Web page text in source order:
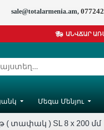
sale@totalarmenia.am,
ԱՆՎՃԱՐ
Մեգա Մենյու
տափակ ) SL 8 x 200 մմ